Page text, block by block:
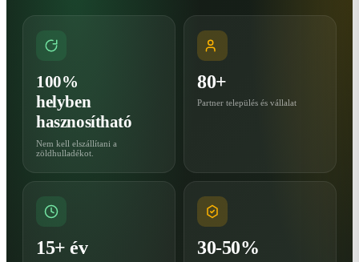
100%
helyben
hasznosítható
Nem kell elszállítani a
zöldhulladékot.
80+
Partner település és vállalat
15+ év 30-50%